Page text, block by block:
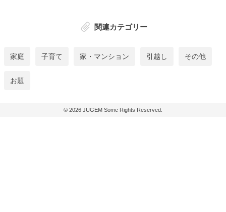
関連カテゴリー
家庭 子育て 家・マンション 引越し その他
お題
© 2026 JUGEM Some Rights Reserved.